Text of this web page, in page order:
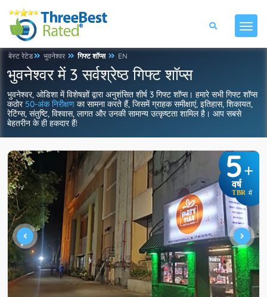
बेस्ट रेटेड भुवनेश्वर गिफ्ट शॉप्स EN
भुवनेश्वर में 3 सर्वश्रेष्ठ गिफ्ट शॉप्स
भुवनेश्वर, ओडिशा में विशेषज्ञों द्वारा अनुशंसित शीर्ष 3 गिफ्ट शॉप्स। हमारे सभी गिफ्ट शॉप्स
कठोर 50-अंक निरीक्षण का सामना करते हैं, जिसमें ग्राहक समीक्षाएं, इतिहास, शिकायत,
रेटिंग्स, संतुष्टि, विश्वास, लागत और उनकी सामान्य उत्कृष्टता शामिल है। आप सबसे
बेहतरीन के ही हकदार हैं!
5+
वर्ष
TBR में